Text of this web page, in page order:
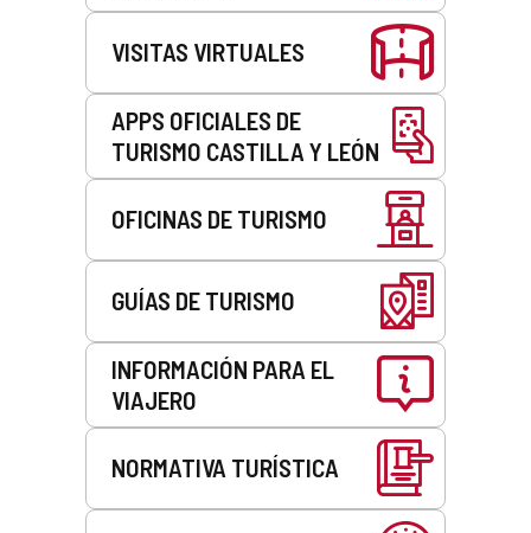
VISITAS VIRTUALES
APPS OFICIALES DE
TURISMO CASTILLA Y LEÓN
OFICINAS DE TURISMO
GUÍAS DE TURISMO
INFORMACIÓN PARA EL
VIAJERO
NORMATIVA TURÍSTICA